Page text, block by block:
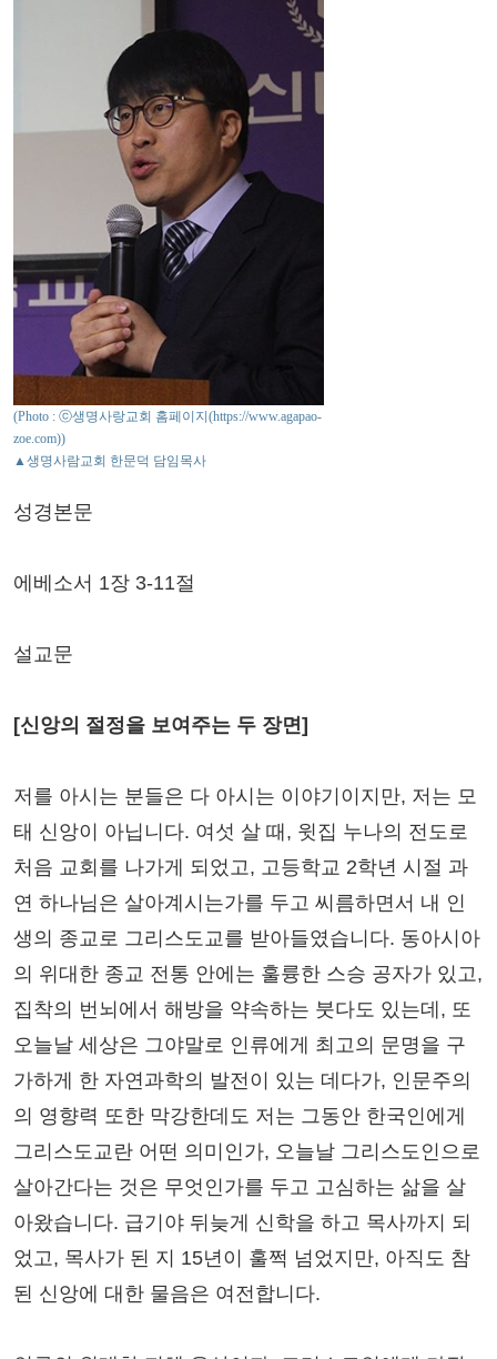
(Photo : ⓒ생명사랑교회 홈페이지(https://www.agapao-
zoe.com))
▲생명사람교회 한문덕 담임목사
성경본문
에베소서 1장 3-11절
설교문
[신앙의 절정을 보여주는 두 장면]
저를 아시는 분들은 다 아시는 이야기이지만, 저는 모
태 신앙이 아닙니다. 여섯 살 때, 윗집 누나의 전도로
처음 교회를 나가게 되었고, 고등학교 2학년 시절 과
연 하나님은 살아계시는가를 두고 씨름하면서 내 인
생의 종교로 그리스도교를 받아들였습니다. 동아시아
의 위대한 종교 전통 안에는 훌륭한 스승 공자가 있고,
집착의 번뇌에서 해방을 약속하는 붓다도 있는데, 또
오늘날 세상은 그야말로 인류에게 최고의 문명을 구
가하게 한 자연과학의 발전이 있는 데다가, 인문주의
의 영향력 또한 막강한데도 저는 그동안 한국인에게
그리스도교란 어떤 의미인가, 오늘날 그리스도인으로
살아간다는 것은 무엇인가를 두고 고심하는 삶을 살
아왔습니다. 급기야 뒤늦게 신학을 하고 목사까지 되
었고, 목사가 된 지 15년이 훌쩍 넘었지만, 아직도 참
된 신앙에 대한 물음은 여전합니다.